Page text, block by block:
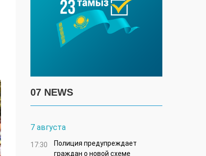
07 NEWS
7 августа
17:30
Полиция предупреждает
граждан о новой схеме